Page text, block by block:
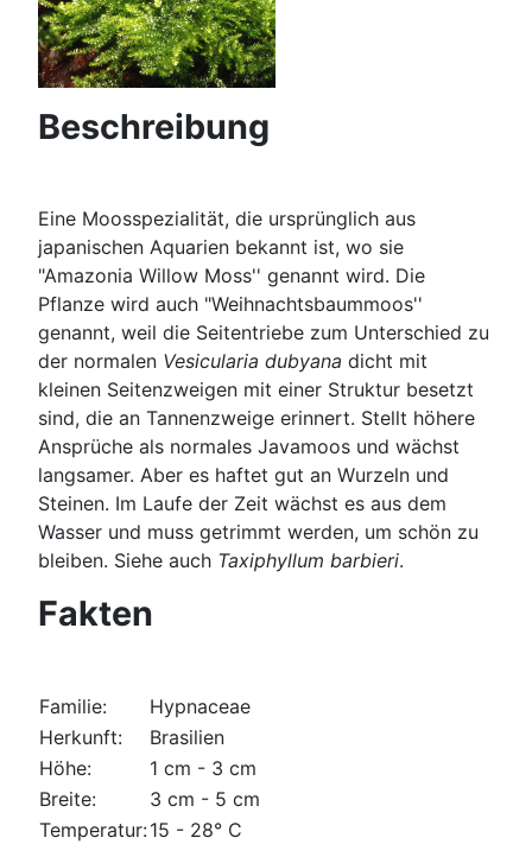
Beschreibung
Eine Moosspezialität, die ursprünglich aus
japanischen Aquarien bekannt ist, wo sie
"Amazonia Willow Moss'' genannt wird. Die
Pflanze wird auch "Weihnachtsbaummoos''
genannt, weil die Seitentriebe zum Unterschied zu
der normalen Vesicularia dubyana dicht mit
kleinen Seitenzweigen mit einer Struktur besetzt
sind, die an Tannenzweige erinnert. Stellt höhere
Ansprüche als normales Javamoos und wächst
langsamer. Aber es haftet gut an Wurzeln und
Steinen. Im Laufe der Zeit wächst es aus dem
Wasser und muss getrimmt werden, um schön zu
bleiben. Siehe auch Taxiphyllum barbieri.
Fakten
Familie:
Hypnaceae
Herkunft:
Brasilien
Höhe:
1 cm - 3 cm
Breite:
3 cm - 5 cm
Temperatur:15 - 28° C